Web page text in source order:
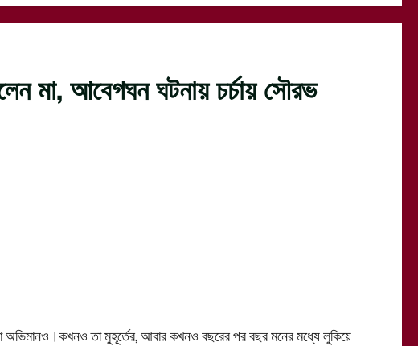
মা, আবেগঘন ঘটনায় চর্চায় সৌরভ
অভিমানও।কখনও তা মুহূর্তের, আবার কখনও বছরের পর বছর মনের মধ্যে লুকিয়ে